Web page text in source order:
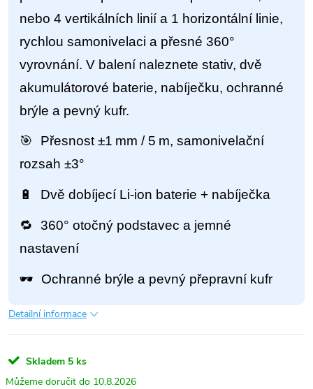
nebo 4 vertikálních linií a 1 horizontální linie,
rychlou samonivelaci a přesné 360°
vyrovnání. V balení naleznete stativ, dvě
akumulátorové baterie, nabíječku, ochranné
brýle a pevný kufr.
🎯
Přesnost ±1 mm / 5 m, samonivelační
rozsah ±3°
🔋 Dvě dobíjecí Li‑ion baterie + nabíječka
🔁
360° otočný podstavec a jemné
nastavení
🕶 Ochranné brýle a pevný přepravní kufr
Detailní informace
Skladem 5 ks
10.8.2026